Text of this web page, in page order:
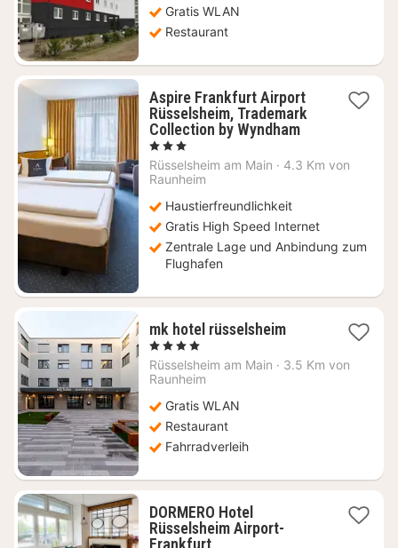
63,37
Gratis WLAN
Restaurant
Aspire Frankfurt Airport
Rüsselsheim, Trademark
Collection by Wyndham1
ab
, 3 Sterne
Rüsselsheim am Main · 4.3 Km von
Raunheim
Haustierfreundlichkeit
Gratis High Speed Internet
Zentrale Lage und Anbindung zum
Flughafen
mk hotel rüsselsheim1
ab
, 4 Sterne
Rüsselsheim am Main · 3.5 Km von
Raunheim
Gratis WLAN
Restaurant
Fahrradverleih
DORMERO Hotel
Rüsselsheim Airport-
Frankfurt1